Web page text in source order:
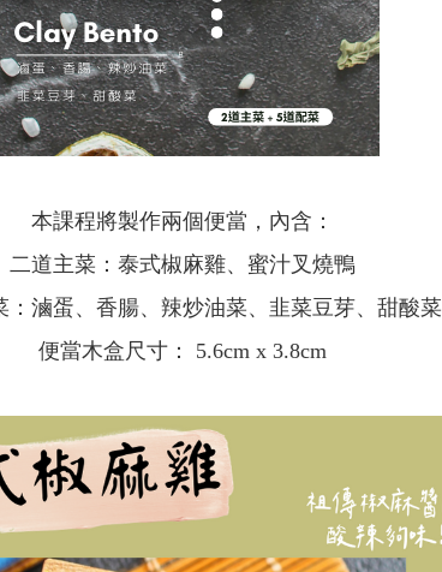
本課程將製作兩個便當，內含：
二道主菜：泰式椒麻雞、蜜汁叉燒鴨
：滷蛋、香腸、辣炒油菜、韭菜豆芽、甜酸菜
便當木盒尺寸： 5.6cm x 3.8cm